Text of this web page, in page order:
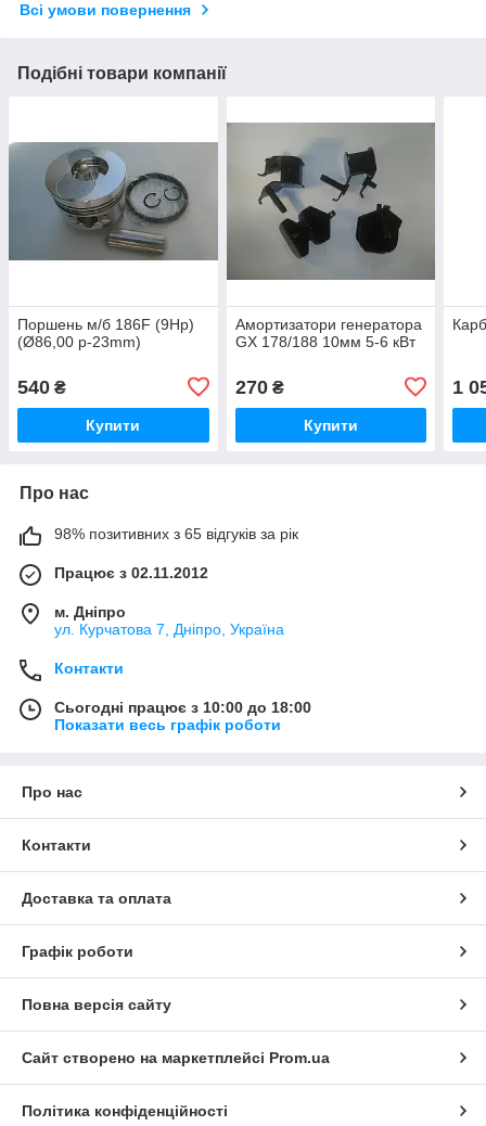
Всі умови повернення
Подібні товари компанії
Поршень м/б 186F (9Hp)
(Ø86,00 p-23mm)
540 ₴
Купити
Амортизатори генератора
GX 178/188 10мм 5-6 кВт
270₴
Купити
1
Про нас
98% позитивних з 65 відгуків за рік
Працює з 02.11.2012
м. Дніпро
ул. Курчатова 7, Дніпро, Україна
Контакти
Сьогодні працює з 10:00 до 18:00
Показати весь графік роботи
Про нас
Контакти
Доставка та оплата
Графік роботи
Повна версія сайту
Сайт створено на маркетплейсі Prom.ua
Політика конфіденційності